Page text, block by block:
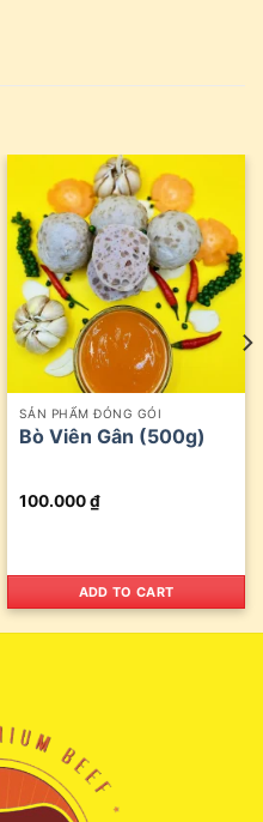
SẢN PHẨM ĐÓNG GÓI
Bò Viên Gân (500g)
100.000₫
ADD TO CART